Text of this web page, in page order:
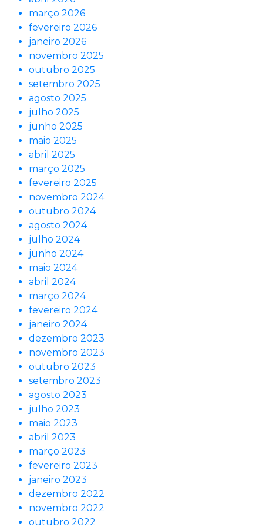
março 2026
fevereiro 2026
janeiro 2026
novembro 2025
outubro 2025
setembro 2025
agosto 2025
julho 2025
junho 2025
maio 2025
abril 2025
março 2025
fevereiro 2025
novembro 2024
outubro 2024
agosto 2024
julho 2024
junho 2024
maio 2024
abril 2024
março 2024
fevereiro 2024
janeiro 2024
dezembro 2023
novembro 2023
outubro 2023
setembro 2023
agosto 2023
julho 2023
maio 2023
abril 2023
março 2023
fevereiro 2023
janeiro 2023
dezembro 2022
novembro 2022
outubro 2022